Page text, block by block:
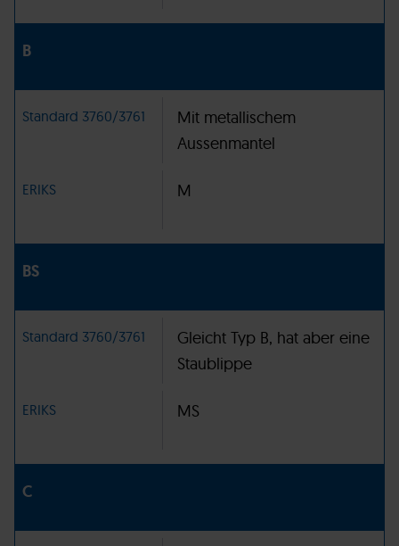
B
Standard 3760/3761
Mit metallischem
Aussenmantel
ERIKS M
BS
Standard 3760/3761
Gleicht Typ B, hat aber eine
Staublippe
ERIKS MS
C